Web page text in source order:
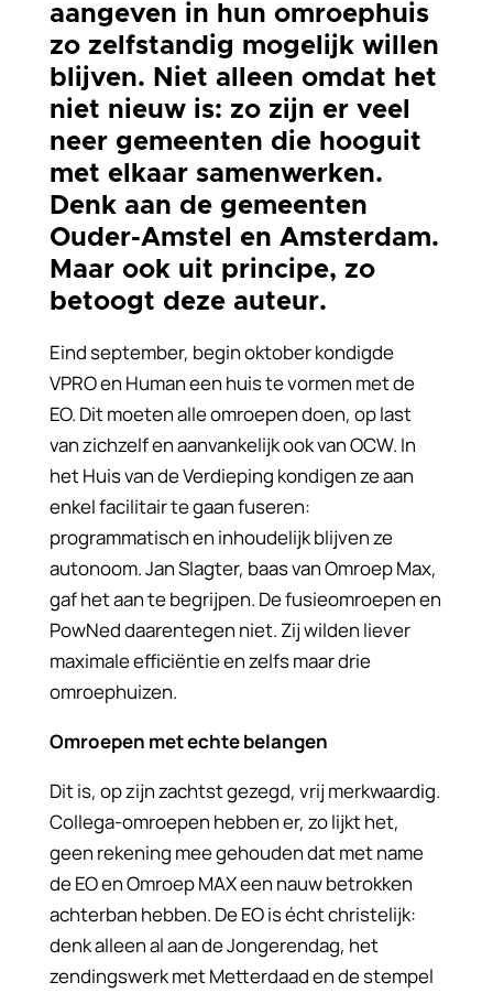
aangeven in hun omroephuis
zo zelfstandig mogelijk willen
blijven. Niet alleen omdat het
niet nieuw is: zo zijn er veel
neer gemeenten die hooguit
met elkaar samenwerken.
Denk aan de gemeenten
Ouder-Amstel en Amsterdam.
Maar ook uit principe, zo
betoogt deze auteur.
Eind september, begin oktober kondigde
VPRO en Human een huis te vormen met de
EO. Dit moeten alle omroepen doen, op last
van zichzelf en aanvankelijk ook van OCW. In
het Huis van de Verdieping kondigen ze aan
enkel facilitair te gaan fuseren:
programmatisch en inhoudelijk blijven ze
autonoom. Jan Slagter, baas van Omroep Max,
gaf het aan te begrijpen. De fusieomroepen en
PowNed daarentegen niet. Zij wilden liever
maximale efficiëntie en zelfs maar drie
omroephuizen.
Omroepen met echte belangen
Dit is, op zijn zachtst gezegd, vrij merkwaardig.
Collega-omroepen hebben er, zo lijkt het,
geen rekening mee gehouden dat met name
de EO en Omroep MAX een nauw betrokken
achterban hebben. De EO is écht christelijk:
denk alleen al aan de Jongerendag, het
zendingswerk met Metterdaad en de stempel